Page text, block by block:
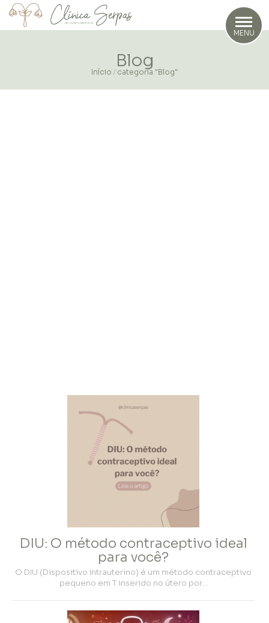
MENU
Blog
Início / categoria "Blog"
DIU: O método contraceptivo ideal
para você?
O DIU (Dispositivo Intrauterino) é um método contraceptivo
pequeno em T inserido no útero por…